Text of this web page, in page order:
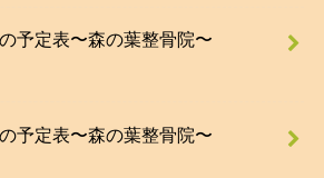
予定表〜森の葉整骨院〜
予定表〜森の葉整骨院〜